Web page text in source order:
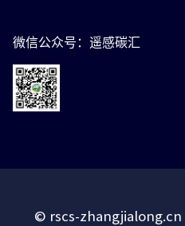
微信公众号：遥感碳汇
© rscs-zhangjialong.cn